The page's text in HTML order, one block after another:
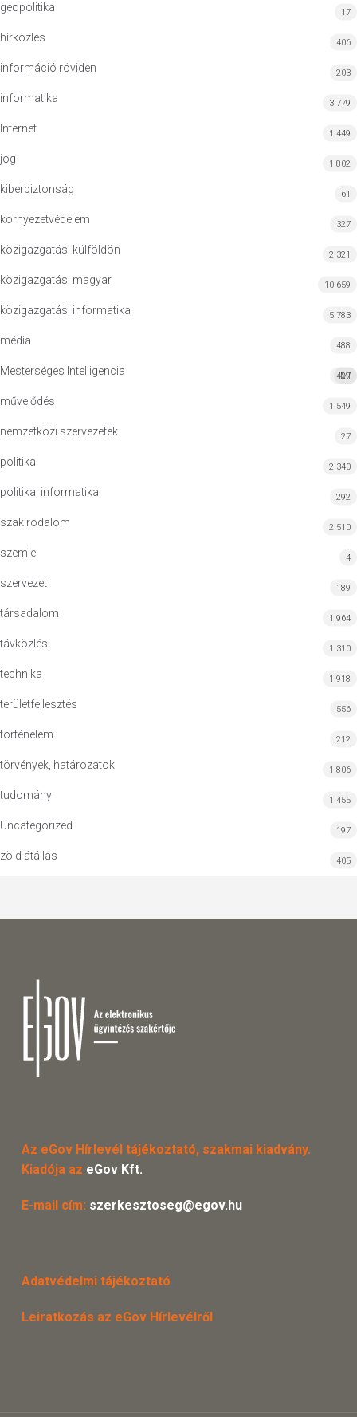
geopolitika 17
hírközlés 406
információ röviden 203
informatika 3 779
Internet 1 449
jog 1 802
kiberbiztonság 61
környezetvédelem 327
közigazgatás: külföldön 2 321
közigazgatás: magyar 10 659
közigazgatási informatika 5 783
média 488
Mesterséges Intelligencia MI
427
művelődés 1 549
nemzetközi szervezetek 27
politika 2 340
politikai informatika 292
szakirodalom 2 510
szemle 4
szervezet 189
társadalom 1 964
távközlés 1 310
technika 1 918
területfejlesztés 556
történelem 212
törvények, határozatok 1 806
tudomány 1 455
Uncategorized 197
zöld átállás 405
Az eGov Hírlevél tájékoztató, szakmai kiadvány.
Kiadója az eGov Kft.
E-mail cím: szerkesztoseg@egov.hu
Adatvédelmi tájékoztató
Leiratkozás az eGov Hírlevélről